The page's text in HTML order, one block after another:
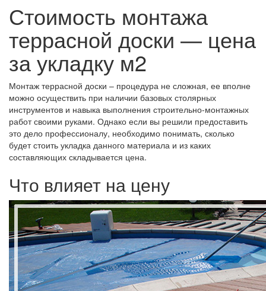
Стоимость монтажа
террасной доски — цена
за укладку м2
Монтаж террасной доски – процедура не сложная, ее вполне
можно осуществить при наличии базовых столярных
инструментов и навыка выполнения строительно-монтажных
работ своими руками. Однако если вы решили предоставить
это дело профессионалу, необходимо понимать, сколько
будет стоить укладка данного материала и из каких
составляющих складывается цена.
Что влияет на цену